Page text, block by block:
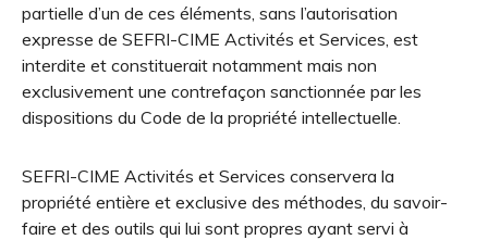
partielle d’un de ces éléments, sans l’autorisation
expresse de SEFRI-CIME Activités et Services, est
interdite et constituerait notamment mais non
exclusivement une contrefaçon sanctionnée par les
dispositions du Code de la propriété intellectuelle.
SEFRI-CIME Activités et Services conservera la
propriété entière et exclusive des méthodes, du savoir-
faire et des outils qui lui sont propres ayant servi à